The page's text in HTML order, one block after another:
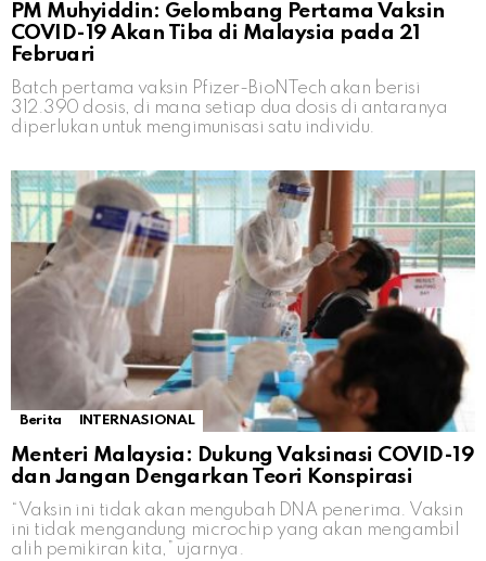
PM Muhyiddin: Gelombang Pertama Vaksin
COVID-19 Akan Tiba di Malaysia pada 21
Februari
Batch pertama vaksin Pfizer-BioNTech akan berisi
312.390 dosis, di mana setiap dua dosis di antaranya
diperlukan untuk mengimunisasi satu individu.
Berita INTERNASIONAL
Menteri Malaysia: Dukung Vaksinasi COVID-19
dan Jangan Dengarkan Teori Konspirasi
“Vaksin ini tidak akan mengubah DNA penerima. Vaksin
ini tidak mengandung microchip yang akan mengambil
alih pemikiran kita,” ujarnya.